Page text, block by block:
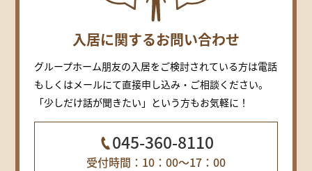
入居に関するお問い合わせ
グループホーム朋友の入居をご検討されている方は電話
もしくはメールにて直接申し込み・ご相談ください。
「少しだけ話が聞きたい」という方もお気軽に！
045-360-8110
受付時間：10：00～17：00